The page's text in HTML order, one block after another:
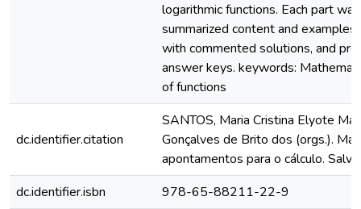
logarithmic functions. Each part
summarized content and
with commented solutions, and
answer keys. keywords:
of functions
dc.identifier.citation
SANTOS, Maria Cristina Elyote
Gonçalves de Brito dos (orgs.).
apontamentos para o cálculo.
dc.identifier.isbn
978-65-88211-22-9